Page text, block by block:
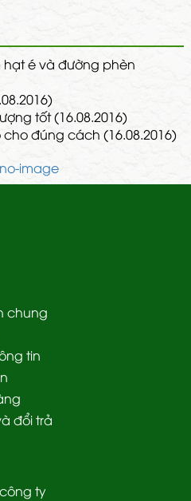
é và đường phèn
tốt (16.08.2016)
đúng cách (16.08.2016)
chung
tin
đổi trả
ty